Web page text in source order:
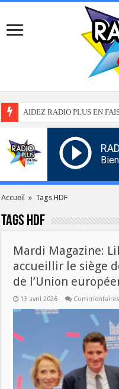
AIDEZ RADIO PLUS EN
Accueil » Tags HDF
Tags HDF
Mardi Magazine:
accueillir le siège
de l’Union
13 avril 2026